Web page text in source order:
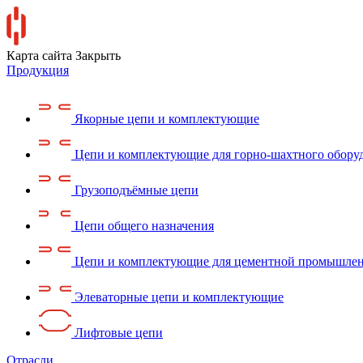
Карта сайта Закрыть
Продукция
Якорные цепи и комплектующие
Цепи и комплектующие для горно-шахтного
Грузоподъёмные цепи
Цепи общего назначения
Цепи и комплектующие для цементной
Элеваторные цепи и комплектующие
Лифтовые цепи
Отрасли